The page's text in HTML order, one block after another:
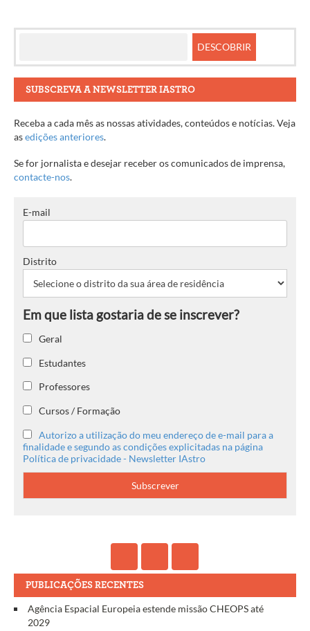
artigos
SUBSCREVA A NEWSLETTER IASTRO
Receba a cada mês as nossas atividades, conteúdos e notícias. Veja
asedições anteriores.
Se for jornalista e desejar receber os comunicados de imprensa,
contacte-nos.
E-mail
Distrito
Geral
Estudantes
Professores
Cursos / Formação
Autorizo a utilização do meu endereço de e-mail para a
finalidade e segundo as condições explicitadas na página
Política de privacidade - Newsletter IAstro
PUBLICAÇÕES RECENTES
Agência Espacial Europeia estende missão CHEOPS até
2029